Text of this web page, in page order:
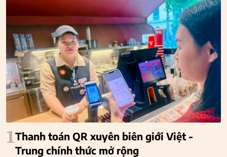
1Thanh toán QR xuyên biên giới Việt -
Trung chính thức mở rộng